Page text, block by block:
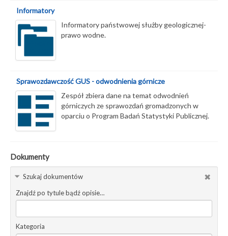
Informatory
Informatory państwowej służby geologicznej-
prawo wodne.
Sprawozdawczość GUS - odwodnienia górnicze
Zespół zbiera dane na temat odwodnień
górniczych ze sprawozdań gromadzonych w
oparciu o Program Badań Statystyki Publicznej.
Dokumenty
Szukaj dokumentów
Znajdź po tytule bądź opisie…
Kategoria